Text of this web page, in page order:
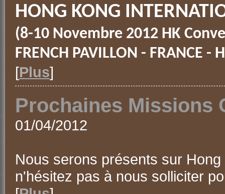
HONG KONG
(8-10 Novembre 2012 HK
FRENCH PAVILLON - FRANCE -
[Plus]
Prochaines Missions
01/04/2012
Nous serons présents sur
n'hésitez pas à nous solliciter